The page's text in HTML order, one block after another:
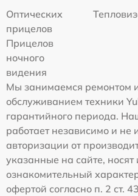
Оптических
прицелов
Прицелов
ночного
видения
Мы занимаемся ремонтом
обслуживанием техники
гарантийного периода.
работает независимо и не
авторизации от
указанные на сайте,
ознакомительный
офертой согласно п. 2 ст.